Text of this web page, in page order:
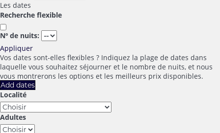
Les dates
Recherche flexible
Nº de nuits:
Appliquer
Vos dates sont-elles flexibles ? Indiquez la plage de dates dans
laquelle vous souhaitez séjourner et le nombre de nuits, et nous
vous montrerons les options et les meilleurs prix disponibles.
Add dates
Localité
Adultes